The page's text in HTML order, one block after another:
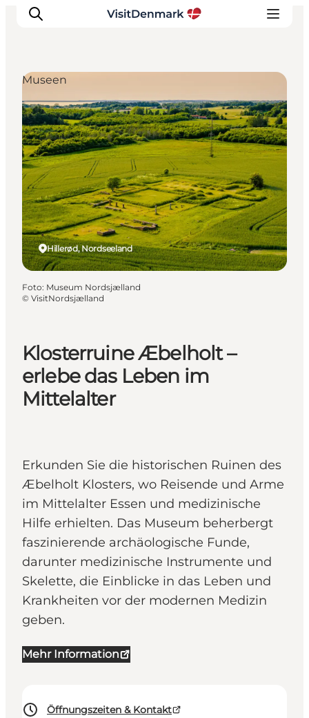
Inspiration
Regionen
Erlebnisse
Unterkünfte
Reiseplanung
Klosterruine Æbelholt –
erlebe das Leben im
Mittelalter
Erkunden Sie die historischen Ruinen des
Æbelholt Klosters, wo Reisende und Arme
im Mittelalter Essen und medizinische
Hilfe erhielten. Das Museum beherbergt
faszinierende archäologische Funde,
darunter medizinische Instrumente und
Skelette, die Einblicke in das Leben und
Krankheiten vor der modernen Medizin
geben.
Mehr Information
Öffnungszeiten & Kontakt
Hillerød, Nordseeland
Museen
Foto: Museum Nordsjælland
© VisitNordsjælland